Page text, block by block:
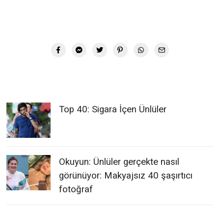
Top 40: Sigara İçen Ünlüler
Okuyun: Ünlüler gerçekte nasıl
görünüyor: Makyajsız 40 şaşırtıcı
fotoğraf